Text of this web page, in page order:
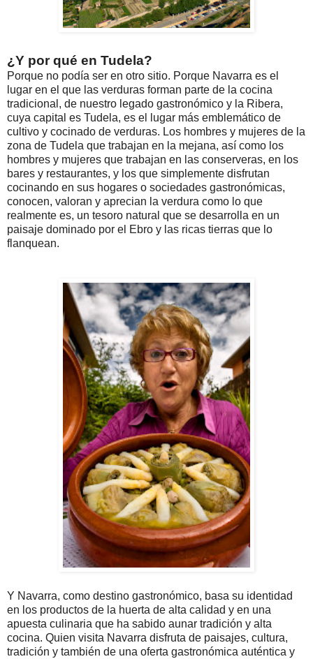
¿Y por qué en Tudela?
Porque no podía ser en otro sitio. Porque Navarra es el
lugar en el que las verduras forman parte de la cocina
tradicional, de nuestro legado gastronómico y la Ribera,
cuya capital es Tudela, es el lugar más emblemático de
cultivo y cocinado de verduras. Los hombres y mujeres de la
zona de Tudela que trabajan en la mejana, así como los
hombres y mujeres que trabajan en las conserveras, en los
bares y restaurantes, y los que simplemente disfrutan
cocinando en sus hogares o sociedades gastronómicas,
conocen, valoran y aprecian la verdura como lo que
realmente es, un tesoro natural que se desarrolla en un
paisaje dominado por el Ebro y las ricas tierras que lo
flanquean.
Y Navarra, como destino gastronómico, basa su identidad
en los productos de la huerta de alta calidad y en una
apuesta culinaria que ha sabido aunar tradición y alta
cocina. Quien visita Navarra disfruta de paisajes, cultura,
tradición y también de una oferta gastronómica auténtica y